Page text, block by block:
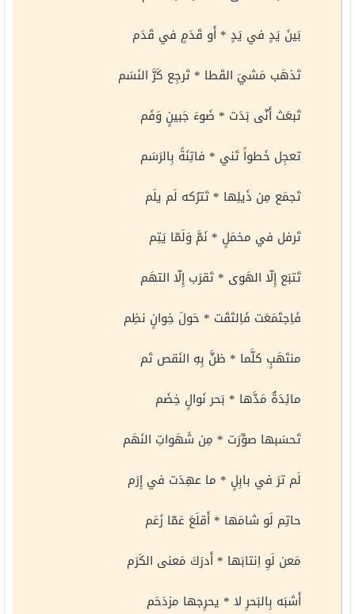
بَينَ يَدٍ في يَدٍ * أَو قَدَمٍ في قَدَم
تَذهَب مَشيَ القَطا * تَرجِع كَرَّ النَسَم
تَبعَث أَنّى بَدَت * ضَوءَ جَبينٍ وَفَم
تعجِل خَطواً تَني * فاتِنَةً بِالرَسَم
تَجمَع مِن ذَيلِها * تَترُكه لَم يلَم
تَرفل في مخمَلٍ * نَمَّ وَلَمّا يَتِم
تَتبَع إِلّا الهَوى * تَقرَب إِلّا التهَم
فَاِجتَمَعَت فَاِلتَقَت * حَولَ خِوانٍ نظِم
منتَهَبٍ كلَّما * ظنَّ بِهِ النَقص تَم
مائِدَةٌ مَدَّها * بَحر نَوالٍ خِضَم
تَحسَبها صوِّرَت * مِن شَهَواتِ النَهَم
لَم ترَ في بابِلٍ * ما عهِدَت في إِرَم
حاتِم لَو شامَها * أَقلَعَ عَمّا زَعَم
مَعن لَوِ اِنتابَها * أَدرَكَ مَعنى الكَرَم
أَشبَه بِالبَحرِ لا * يحرِجها مزدَحَم